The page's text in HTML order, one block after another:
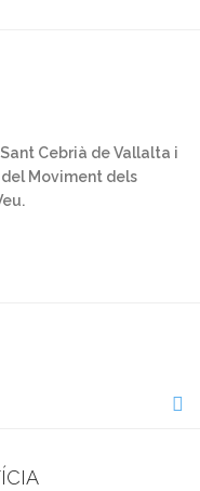
Cebrià de Vallalta i
del Moviment dels